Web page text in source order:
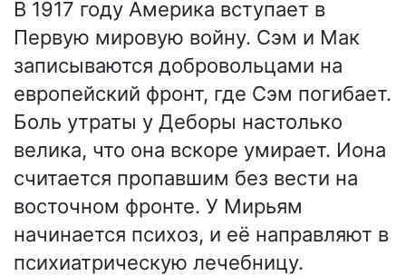
В 1917 году Америка вступает в
Первую мировую войну. Сэм и Мак
записываются добровольцами на
европейский фронт, где Сэм погибает.
Боль утраты у Деборы настолько
велика, что она вскоре умирает. Иона
считается пропавшим без вести на
восточном фронте. У Мирьям
начинается психоз, и её направляют в
психиатрическую лечебницу.